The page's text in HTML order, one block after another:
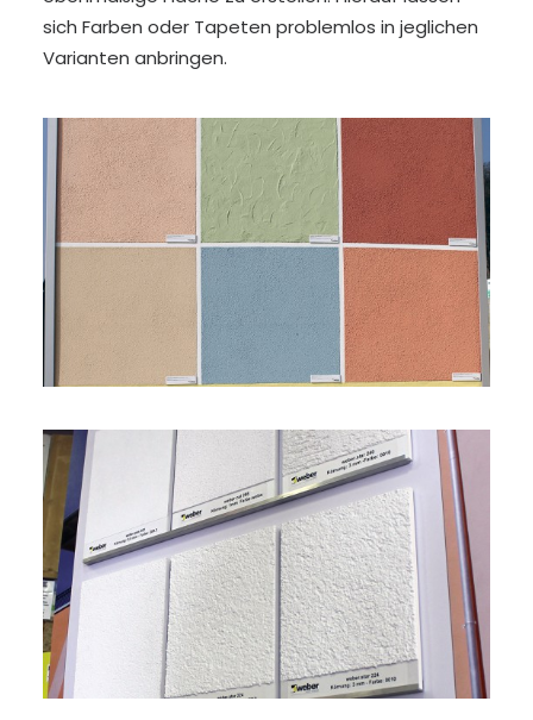
sich Farben oder Tapeten problemlos in jeglichen
Varianten anbringen.